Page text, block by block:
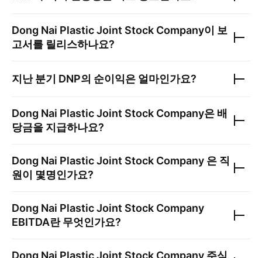
Dong Nai Plastic Joint Stock Company이 보
고서를 릴리스하나요?
지난 분기 DNP의 순이익은 얼마인가요?
Dong Nai Plastic Joint Stock Company은 배
당금을 지급하나요?
Dong Nai Plastic Joint Stock Company 은 직
원이 몇명인가요?
Dong Nai Plastic Joint Stock Company
EBITDA란 무엇인가요?
Dong Nai Plastic Joint Stock Company 주식